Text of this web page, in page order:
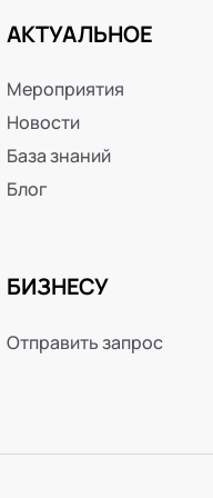
АКТУАЛЬНОЕ
Мероприятия
Новости
База знаний
Блог
БИЗНЕСУ
Отправить запрос